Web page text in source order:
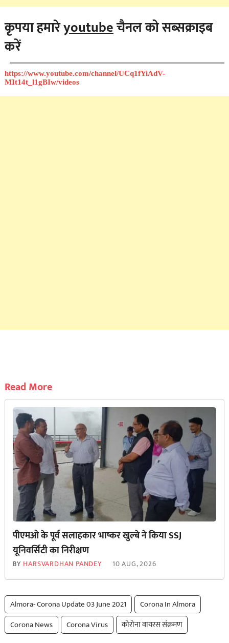
कृपया हमारेyoutubeचैनल को सब्सक्राइब
करें
https://www.youtube.com/channel/UCq1fYiAdV-
MIt14t_l1gBIw/videos
Read More
पीएमओ के पूर्व सलाहकार भाष्कर खुल्बे ने किया SSJ
यूनिवर्सिटी का निरीक्षण
BY HARSVARDHAN PANDEY 10 AUG, 2026
Almora- Corona Update 03 June 2021
Corona In Almora
Corona News
Corona Virus कोरोना वायरस संक्रमण